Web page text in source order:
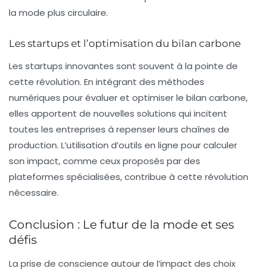
la mode plus circulaire.
Les startups et l’optimisation du bilan carbone
Les startups innovantes sont souvent à la pointe de
cette révolution. En intégrant des méthodes
numériques pour évaluer et optimiser le bilan carbone,
elles apportent de nouvelles solutions qui incitent
toutes les entreprises à repenser leurs chaînes de
production. L’utilisation d’outils en ligne pour calculer
son impact, comme ceux proposés par des
plateformes spécialisées, contribue à cette révolution
nécessaire.
Conclusion : Le futur de la mode et ses
défis
La prise de conscience autour de l’impact des choix